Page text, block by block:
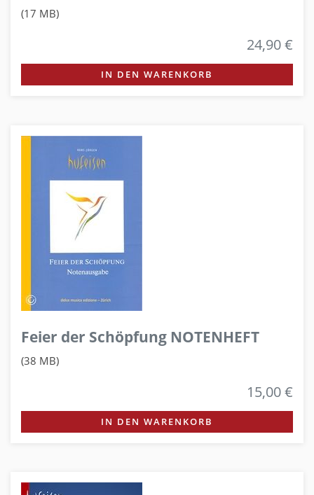
(17 MB)
24,90 €
IN DEN WARENKORB
Feier der Schöpfung NOTENHEFT
(38 MB)
15,00 €
IN DEN WARENKORB